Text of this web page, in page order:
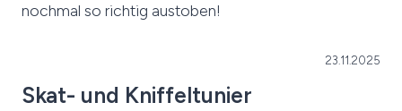
nochmal so richtig austoben!
23.11.2025
Skat- und Kniffeltunier